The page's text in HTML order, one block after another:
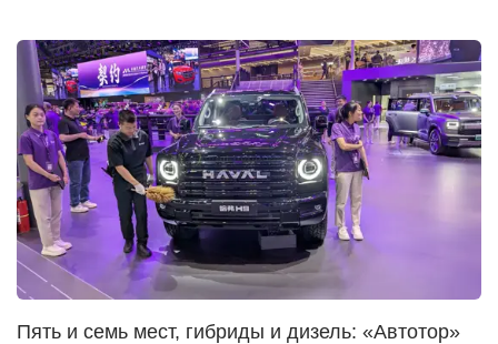
Пять и семь мест, гибриды и дизель: «Автотор»